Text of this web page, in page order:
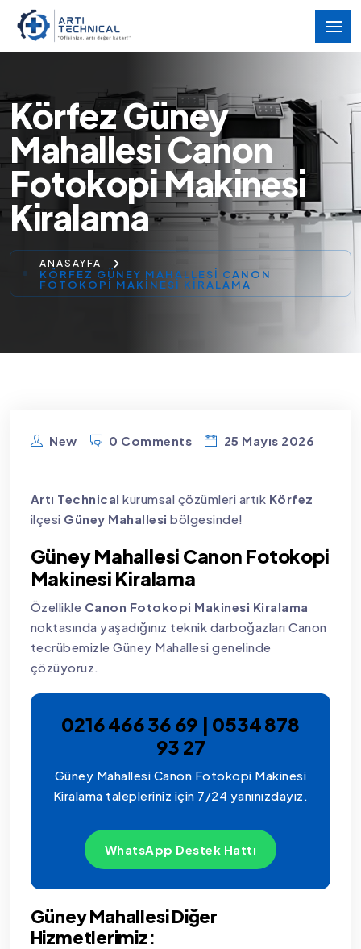
Körfez Güney
Mahallesi Canon
Fotokopi Makinesi
Kiralama
ANASAYFA
KÖRFEZ GÜNEY MAHALLESI CANON
FOTOKOPI MAKINESI KIRALAMA
New 0 Comments 25 Mayıs 2026
Artı Technical kurumsal çözümleri artık Körfez
ilçesi Güney Mahallesi bölgesinde!
Güney Mahallesi Canon Fotokopi
Makinesi Kiralama
Özellikle Canon Fotokopi Makinesi Kiralama
noktasında yaşadığınız teknik darboğazları Canon
tecrübemizle Güney Mahallesi genelinde
çözüyoruz.
0216 466 36 69 | 0534 878
93 27
Güney Mahallesi Canon Fotokopi Makinesi
Kiralama talepleriniz için 7/24 yanınızdayız.
WhatsApp Destek Hattı
Güney Mahallesi Diğer
Hizmetlerimiz: